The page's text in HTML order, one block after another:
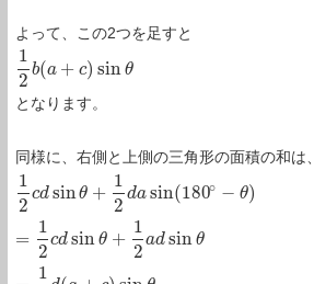
よって、この2つを足すと
1
2
b(a + c) sinθ
12b(a+c) sin θ
となります。
同様に、右側と上側の三角形の面積の和は、
1
2
cd sinθ +
1
2
da sin(180∘ − θ)
=
1
2
cd sinθ +
1
2
ad sinθ
1
12cdsinθ+12d asin(180∘ −θ)=12c dsin